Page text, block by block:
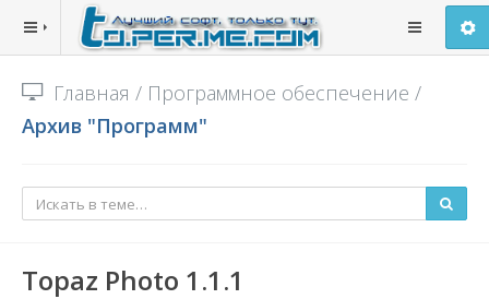
Главная / Программное обеспечение /
Архив "Программ"
Topaz Photo 1.1.1